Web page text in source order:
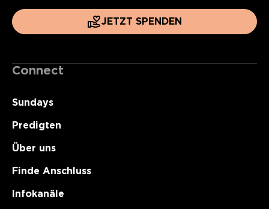
JETZT SPENDEN
Connect
Sundays
Predigten
Über uns
Finde Anschluss
Infokanäle